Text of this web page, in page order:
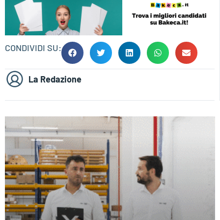
CONDIVIDI SU:
La Redazione